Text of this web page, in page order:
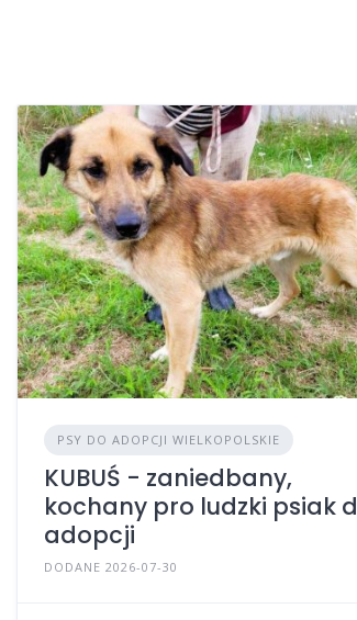
PSY DO ADOPCJI WIELKOPOLSKIE
KUBUŚ - zaniedbany,
kochany pro ludzki psiak
adopcji
DODANE 2026-07-30